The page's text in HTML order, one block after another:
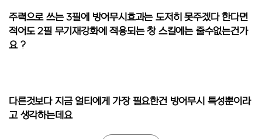
주력으로 쓰는 3필에 방어무시효과는 도저히 못주겠다 한다면
적어도 2필 무기재강화에 적용되는 창 스킬에는 줄수없는건가
요 ?
다른것보다 지금 얼티에게 가장 필요한건 방어무시 특성뿐이라
고 생각하는데요